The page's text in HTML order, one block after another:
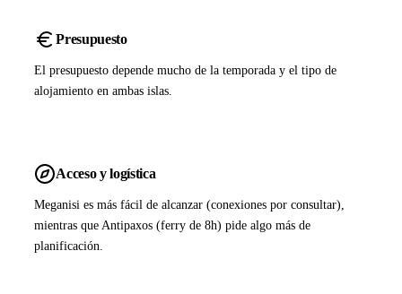
Presupuesto
El presupuesto depende mucho de la temporada y el tipo de
alojamiento en ambas islas.
Acceso y logística
Meganisi es más fácil de alcanzar (conexiones por consultar),
mientras que Antipaxos (ferry de 8h) pide algo más de
planificación.